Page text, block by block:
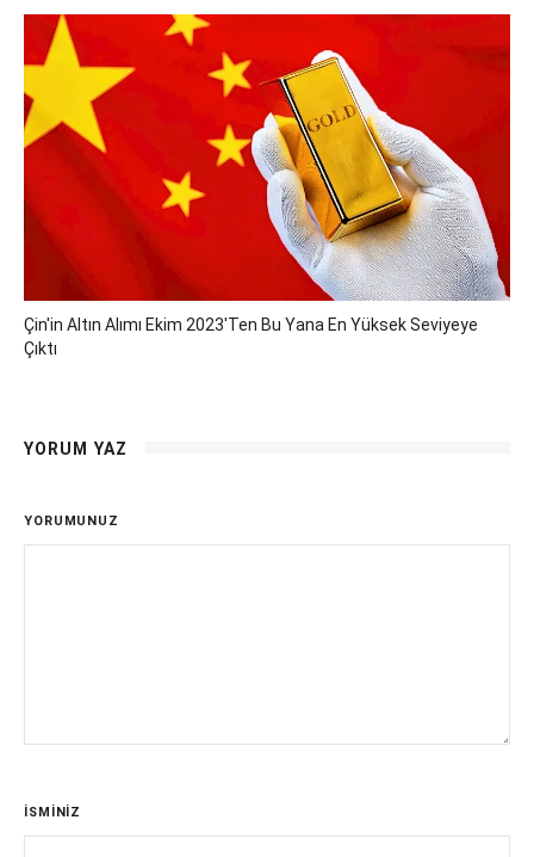
Çin'in Altın Alımı Ekim 2023'ten Bu Yana En Yüksek Seviyeye
Çıktı
YORUM YAZ
YORUMUNUZ
İSMİNİZ